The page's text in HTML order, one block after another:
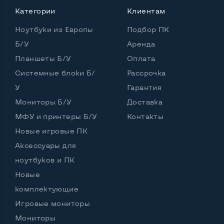
Материал корпусаПластик
Подсветка клавиатуры
Русские и украинские буквы на клавиатуре
Полноразмерная клавиатура NumberPad
Операционная система
Разъемы подключения:
Выход VGA
Выход Display port
Категории
Ноутбуки из Европы
Б/У
Планшеты Б/У
Системные блоки Б/
У
Мониторы Б/У
МФУ и принтеры Б/У
Новые игровые ПК
Аксессуары для
ноутбуков и ПК
Новые
комплектующие
Игровые мониторы
Мониторы
Клиентам
Подбор ПК
Аренда
Оплата
Рассрочка
Гарантия
Доставка
Контакты